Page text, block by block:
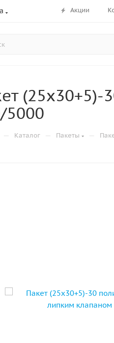
Акции
5000
— Каталог — Пакеты —